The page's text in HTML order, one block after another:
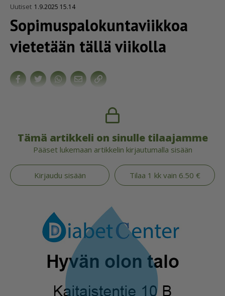
Uutiset 1.9.2025 15.14
Sopimus­pa­lo­kun­ta­viikkoa
vietetään tällä viikolla
Tämä artikkeli on sinulle tilaajamme
Pääset lukemaan artikkelin kirjautumalla sisään
Kirjaudu sisään Tilaa 1 kk vain 6.50 €